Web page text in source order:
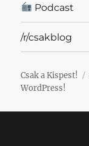
Podcast
/r/csakblog
Csak a Kispest!
WordPress!